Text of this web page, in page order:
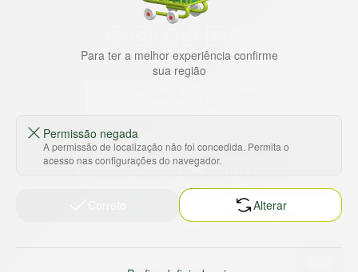
HORTUS COMERCIO DE ALIMENTOS S.A
Para ter a melhor experiência confirme
sua região
Permissão negada
A permissão de localização não foi concedida. Permita o
acesso nas configurações do navegador.
Alterar